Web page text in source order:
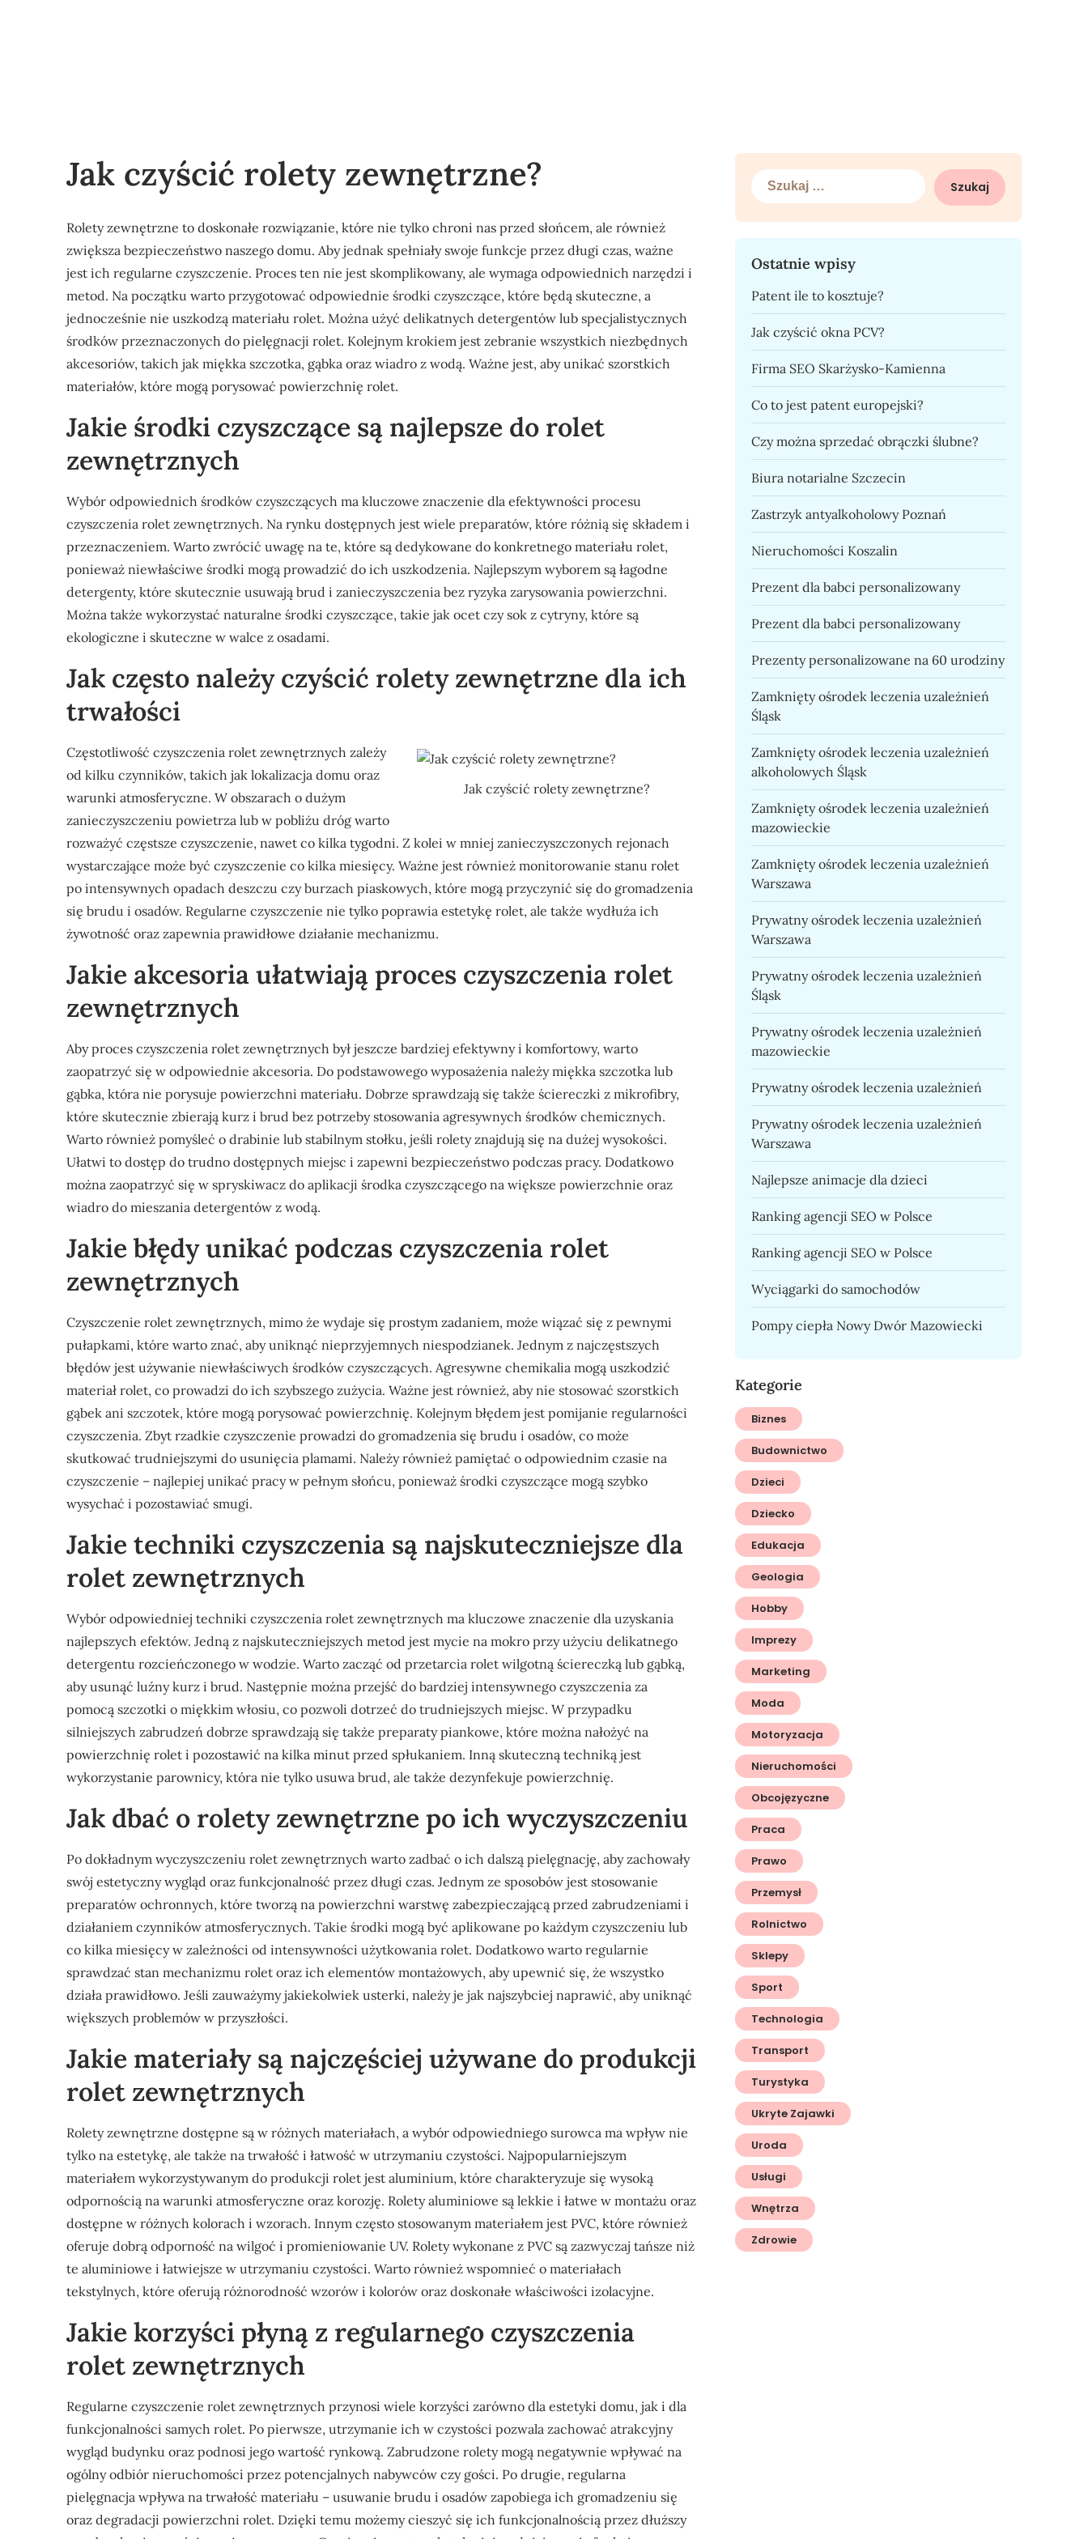
Jak czyścić rolety zewnętrzne?
Rolety zewnętrzne to doskonałe rozwiązanie, które nie tylko chroni nas przed słońcem, ale również
zwiększa bezpieczeństwo naszego domu. Aby jednak spełniały swoje funkcje przez długi czas, ważne
jest ich regularne czyszczenie. Proces ten nie jest skomplikowany, ale wymaga odpowiednich narzędzi i
metod. Na początku warto przygotować odpowiednie środki czyszczące, które będą skuteczne, a
jednocześnie nie uszkodzą materiału rolet. Można użyć delikatnych detergentów lub specjalistycznych
środków przeznaczonych do pielęgnacji rolet. Kolejnym krokiem jest zebranie wszystkich niezbędnych
akcesoriów, takich jak miękka szczotka, gąbka oraz wiadro z wodą. Ważne jest, aby unikać szorstkich
materiałów, które mogą porysować powierzchnię rolet.
Jakie środki czyszczące są najlepsze do rolet
zewnętrznych
Wybór odpowiednich środków czyszczących ma kluczowe znaczenie dla efektywności procesu
czyszczenia rolet zewnętrznych. Na rynku dostępnych jest wiele preparatów, które różnią się składem i
przeznaczeniem. Warto zwrócić uwagę na te, które są dedykowane do konkretnego materiału rolet,
ponieważ niewłaściwe środki mogą prowadzić do ich uszkodzenia. Najlepszym wyborem są łagodne
detergenty, które skutecznie usuwają brud i zanieczyszczenia bez ryzyka zarysowania powierzchni.
Można także wykorzystać naturalne środki czyszczące, takie jak ocet czy sok z cytryny, które są
ekologiczne i skuteczne w walce z osadami.
Jak często należy czyścić rolety zewnętrzne dla ich
trwałości
Jak czyścić rolety zewnętrzne?
Częstotliwość czyszczenia rolet zewnętrznych zależy
od kilku czynników, takich jak lokalizacja domu oraz
warunki atmosferyczne. W obszarach o dużym
zanieczyszczeniu powietrza lub w pobliżu dróg warto
rozważyć częstsze czyszczenie, nawet co kilka tygodni. Z kolei w mniej zanieczyszczonych rejonach
wystarczające może być czyszczenie co kilka miesięcy. Ważne jest również monitorowanie stanu rolet
po intensywnych opadach deszczu czy burzach piaskowych, które mogą przyczynić się do gromadzenia
się brudu i osadów. Regularne czyszczenie nie tylko poprawia estetykę rolet, ale także wydłuża ich
żywotność oraz zapewnia prawidłowe działanie mechanizmu.
Jakie akcesoria ułatwiają proces czyszczenia rolet
zewnętrznych
Aby proces czyszczenia rolet zewnętrznych był jeszcze bardziej efektywny i komfortowy, warto
zaopatrzyć się w odpowiednie akcesoria. Do podstawowego wyposażenia należy miękka szczotka lub
gąbka, która nie porysuje powierzchni materiału. Dobrze sprawdzają się także ściereczki z mikrofibry,
które skutecznie zbierają kurz i brud bez potrzeby stosowania agresywnych środków chemicznych.
Warto również pomyśleć o drabinie lub stabilnym stołku, jeśli rolety znajdują się na dużej wysokości.
Ułatwi to dostęp do trudno dostępnych miejsc i zapewni bezpieczeństwo podczas pracy. Dodatkowo
można zaopatrzyć się w spryskiwacz do aplikacji środka czyszczącego na większe powierzchnie oraz
wiadro do mieszania detergentów z wodą.
Jakie błędy unikać podczas czyszczenia rolet
zewnętrznych
Czyszczenie rolet zewnętrznych, mimo że wydaje się prostym zadaniem, może wiązać się z pewnymi
pułapkami, które warto znać, aby uniknąć nieprzyjemnych niespodzianek. Jednym z najczęstszych
błędów jest używanie niewłaściwych środków czyszczących. Agresywne chemikalia mogą uszkodzić
materiał rolet, co prowadzi do ich szybszego zużycia. Ważne jest również, aby nie stosować szorstkich
gąbek ani szczotek, które mogą porysować powierzchnię. Kolejnym błędem jest pomijanie regularności
czyszczenia. Zbyt rzadkie czyszczenie prowadzi do gromadzenia się brudu i osadów, co może
skutkować trudniejszymi do usunięcia plamami. Należy również pamiętać o odpowiednim czasie na
czyszczenie – najlepiej unikać pracy w pełnym słońcu, ponieważ środki czyszczące mogą szybko
wysychać i pozostawiać smugi.
Jakie techniki czyszczenia są najskuteczniejsze dla
rolet zewnętrznych
Wybór odpowiedniej techniki czyszczenia rolet zewnętrznych ma kluczowe znaczenie dla uzyskania
najlepszych efektów. Jedną z najskuteczniejszych metod jest mycie na mokro przy użyciu delikatnego
detergentu rozcieńczonego w wodzie. Warto zacząć od przetarcia rolet wilgotną ściereczką lub gąbką,
aby usunąć luźny kurz i brud. Następnie można przejść do bardziej intensywnego czyszczenia za
pomocą szczotki o miękkim włosiu, co pozwoli dotrzeć do trudniejszych miejsc. W przypadku
silniejszych zabrudzeń dobrze sprawdzają się także preparaty piankowe, które można nałożyć na
powierzchnię rolet i pozostawić na kilka minut przed spłukaniem. Inną skuteczną techniką jest
wykorzystanie parownicy, która nie tylko usuwa brud, ale także dezynfekuje powierzchnię.
Jak dbać o rolety zewnętrzne po ich wyczyszczeniu
Po dokładnym wyczyszczeniu rolet zewnętrznych warto zadbać o ich dalszą pielęgnację, aby zachowały
swój estetyczny wygląd oraz funkcjonalność przez długi czas. Jednym ze sposobów jest stosowanie
preparatów ochronnych, które tworzą na powierzchni warstwę zabezpieczającą przed zabrudzeniami i
działaniem czynników atmosferycznych. Takie środki mogą być aplikowane po każdym czyszczeniu lub
co kilka miesięcy w zależności od intensywności użytkowania rolet. Dodatkowo warto regularnie
sprawdzać stan mechanizmu rolet oraz ich elementów montażowych, aby upewnić się, że wszystko
działa prawidłowo. Jeśli zauważymy jakiekolwiek usterki, należy je jak najszybciej naprawić, aby uniknąć
większych problemów w przyszłości.
Jakie materiały są najczęściej używane do produkcji
rolet zewnętrznych
Rolety zewnętrzne dostępne są w różnych materiałach, a wybór odpowiedniego surowca ma wpływ nie
tylko na estetykę, ale także na trwałość i łatwość w utrzymaniu czystości. Najpopularniejszym
materiałem wykorzystywanym do produkcji rolet jest aluminium, które charakteryzuje się wysoką
odpornością na warunki atmosferyczne oraz korozję. Rolety aluminiowe są lekkie i łatwe w montażu oraz
dostępne w różnych kolorach i wzorach. Innym często stosowanym materiałem jest PVC, które również
oferuje dobrą odporność na wilgoć i promieniowanie UV. Rolety wykonane z PVC są zazwyczaj tańsze niż
te aluminiowe i łatwiejsze w utrzymaniu czystości. Warto również wspomnieć o materiałach
tekstylnych, które oferują różnorodność wzorów i kolorów oraz doskonałe właściwości izolacyjne.
Jakie korzyści płyną z regularnego czyszczenia
rolet zewnętrznych
Regularne czyszczenie rolet zewnętrznych przynosi wiele korzyści zarówno dla estetyki domu, jak i dla
funkcjonalności samych rolet. Po pierwsze, utrzymanie ich w czystości pozwala zachować atrakcyjny
wygląd budynku oraz podnosi jego wartość rynkową. Zabrudzone rolety mogą negatywnie wpływać na
ogólny odbiór nieruchomości przez potencjalnych nabywców czy gości. Po drugie, regularna
pielęgnacja wpływa na trwałość materiału – usuwanie brudu i osadów zapobiega ich gromadzeniu się
oraz degradacji powierzchni rolet. Dzięki temu możemy cieszyć się ich funkcjonalnością przez dłuższy
Szukaj:
Ostatnie wpisy
Patent ile to kosztuje?
Jak czyścić okna PCV?
Firma SEO Skarżysko-Kamienna
Co to jest patent europejski?
Czy można sprzedać obrączki ślubne?
Biura notarialne Szczecin
Zastrzyk antyalkoholowy Poznań
Nieruchomości Koszalin
Prezent dla babci personalizowany
Prezent dla babci personalizowany
Prezenty personalizowane na 60 urodziny
Zamknięty ośrodek leczenia uzależnień
Śląsk
Zamknięty ośrodek leczenia uzależnień
alkoholowych Śląsk
Zamknięty ośrodek leczenia uzależnień
mazowieckie
Zamknięty ośrodek leczenia uzależnień
Warszawa
Prywatny ośrodek leczenia uzależnień
Warszawa
Prywatny ośrodek leczenia uzależnień
Śląsk
Prywatny ośrodek leczenia uzależnień
mazowieckie
Prywatny ośrodek leczenia uzależnień
Prywatny ośrodek leczenia uzależnień
Warszawa
Najlepsze animacje dla dzieci
Ranking agencji SEO w Polsce
Ranking agencji SEO w Polsce
Wyciągarki do samochodów
Pompy ciepła Nowy Dwór Mazowiecki
Kategorie
Biznes
Budownictwo
Dzieci
Dziecko
Edukacja
Geologia
Hobby
Imprezy
Marketing
Moda
Motoryzacja
Nieruchomości
Obcojęzyczne
Praca
Prawo
Przemysł
Rolnictwo
Sklepy
Sport
Technologia
Transport
Turystyka
Ukryte Zajawki
Uroda
Usługi
Wnętrza
Zdrowie